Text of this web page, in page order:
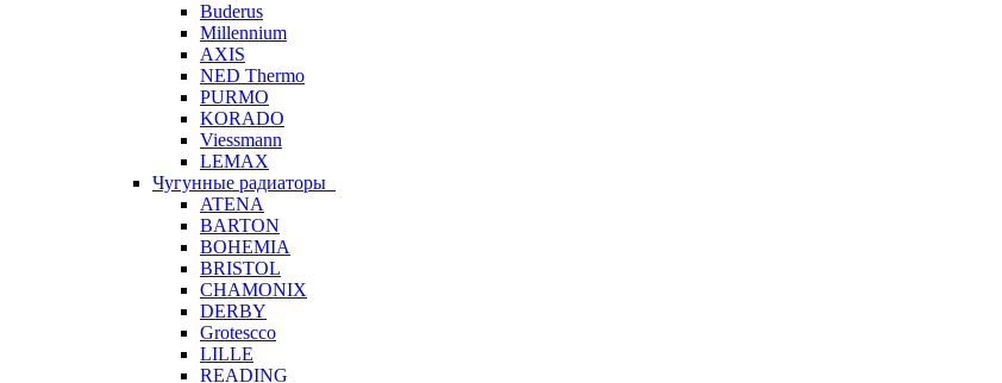
Buderus
Millennium
AXIS
NED Thermo
PURMO
KORADO
Viessmann
LEMAX
Чугунные радиаторы
ATENA
BARTON
BOHEMIA
BRISTOL
CHAMONIX
DERBY
Grotescco
LILLE
READING